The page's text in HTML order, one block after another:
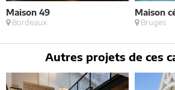
Maison 49
Bordeaux
Maison
Bruges
Autres projets de ces